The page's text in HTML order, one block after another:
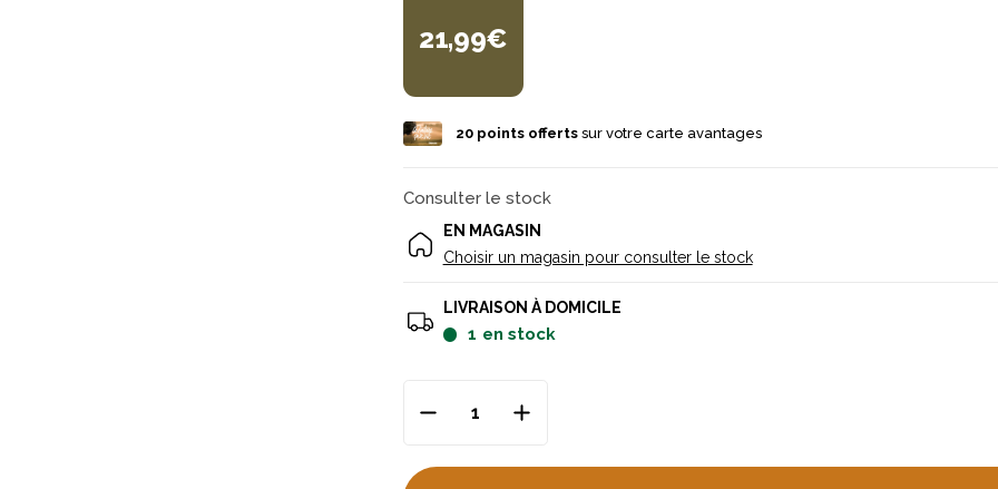
21,99€
20 points offerts sur votre carte avantages
Consulter le stock
EN MAGASIN
Choisir un magasin pour consulter le stock
LIVRAISON À DOMICILE
1 en stock